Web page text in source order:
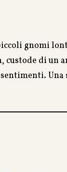
gnomi
di un
Una